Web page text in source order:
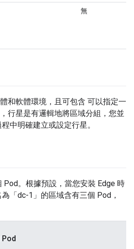
無
和軟體環境，且可包含 可以指定一
行星是有邏輯地將區域分組，您並
中明確建立或設定行星。
Pod。根據預設，當您安裝 Edge 時
「dc-1」的區域含有三個 Pod，
Pod